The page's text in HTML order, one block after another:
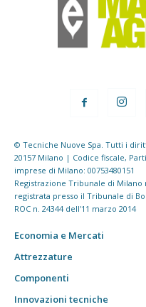
© Tecniche Nuove Spa. Tutti i
20157 Milano | Codice fiscale,
imprese di Milano: 00753480151
Registrazione Tribunale di Milano
registrata presso il Tribunale di
ROC n. 24344 dell'11 marzo 2014
Economia e Mercati
Attrezzature
Componenti
Innovazioni tecniche